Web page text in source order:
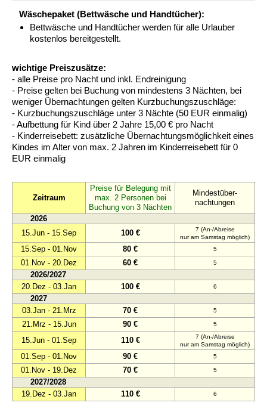
Wäschepaket (Bettwäsche und Handtücher):
Bettwäsche und Handtücher werden für alle Urlauber
kostenlos bereitgestellt.
wichtige Preiszusätze:
- alle Preise pro Nacht und inkl. Endreinigung
- Preise gelten bei Buchung von mindestens 3 Nächten, bei
weniger Übernachtungen gelten Kurzbuchungszuschläge:
- Kurzbuchungszuschläge unter 3 Nächte (50 EUR einmalig)
- Aufbettung für Kind über 2 Jahre 15,00 € pro Nacht
- Kinderreisebett: zusätzliche Übernachtungsmöglichkeit eines
Kindes im Alter von max. 2 Jahren im Kinderreisebett für 0
EUR einmalig
Zeitraum
Preise für Belegung mit
max. 2 Personen bei
Buchung von 3 Nächten
Mindestüber-
nachtungen
2026
15.Jun - 15.Sep
100 €
7 (An-/Abreise
nur am Samstag möglich)
15.Sep - 01.Nov 80 € 5
01.Nov - 20.Dez 60 € 5
2026/2027
20.Dez - 03.Jan
100 € 6
2027
03.Jan - 21.Mrz
70 € 5
21.Mrz - 15.Jun 90 € 5
15.Jun - 01.Sep 110 €
7 (An-/Abreise
nur am Samstag möglich)
01.Sep - 01.Nov 90 € 5
01.Nov - 19.Dez 70 € 5
2027/2028
19.Dez - 03.Jan
110 € 6